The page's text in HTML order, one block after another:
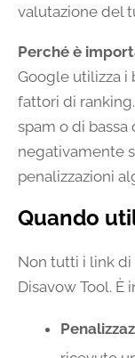
valutazione del
Perché è
Google utilizza i
fattori di
spam o di
negativamente
penalizzazioni
Quando
Non tutti i link di
Disavow Tool. È